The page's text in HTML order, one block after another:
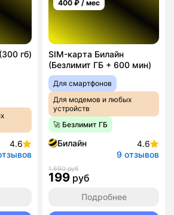
гб)
4.6
400 ₽ / мес
SIM-карта Билайн
(Безлимит ГБ + 600 мин)
Для смартфонов
Для модемов и любых
устройств
🚀 Безлимит ГБ
Билайн
4.6
9 отзывов
1 690 руб
199 руб
Подробнее